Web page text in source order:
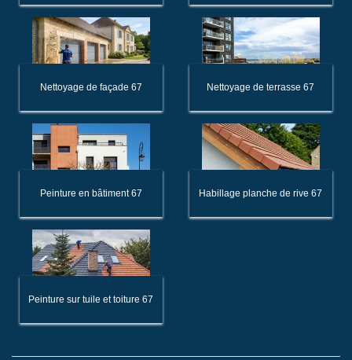
Nettoyage de façade 67 Nettoyage de terrasse 67
Peinture en bâtiment 67 Habillage planche de rive 67
Peinture sur tuile et toiture 67